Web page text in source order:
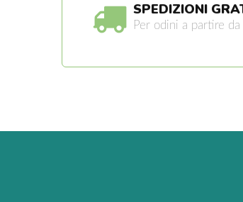
SPEDIZIONI
Per odini a partire